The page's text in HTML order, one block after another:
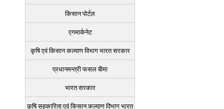
किसान पोर्टल
एगमार्कनेट
कृषि एवं किसान कल्याण विभाग भारत सरकार
प्रधानमन्त्री फसल बीमा
भारत सरकार
कृषि सहकारिता एवं किसान कल्याण विभाग भारत